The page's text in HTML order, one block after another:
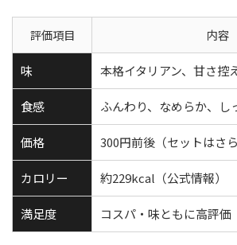
評価項目 内容
味 本格イタリアン、甘さ控
食感 ふんわり、なめらか、し
価格 300円前後（セットはさら
カロリー 約229kcal（公式情報）
満足度 コスパ・味ともに高評価